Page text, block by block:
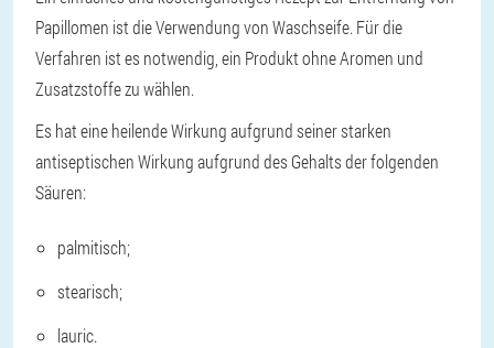
Papillomen ist die Verwendung von Waschseife. Für die
Verfahren ist es notwendig, ein Produkt ohne Aromen und
Zusatzstoffe zu wählen.
Es hat eine heilende Wirkung aufgrund seiner starken
antiseptischen Wirkung aufgrund des Gehalts der folgenden
Säuren:
palmitisch;
stearisch;
lauric.